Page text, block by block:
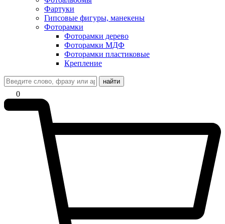
Фартуки
Гипсовые фигуры, манекены
Фоторамки
Фоторамки дерево
Фоторамки МДФ
Фоторамки пластиковые
Крепление
найти
0